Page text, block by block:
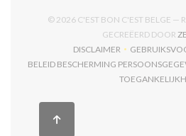
© 2026 C'EST BON C'EST BELGE —
GECREËERD DOOR
DISCLAIMER
((OPENT IN EEN
BELEID BESCHERMING
((OPENT IN